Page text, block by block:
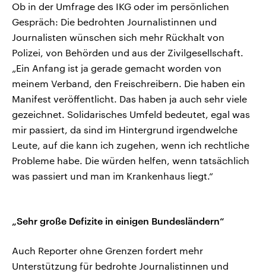
Ob in der Umfrage des IKG oder im persönlichen
Gespräch: Die bedrohten Journalistinnen und
Journalisten wünschen sich mehr Rückhalt von
Polizei, von Behörden und aus der Zivilgesellschaft.
„Ein Anfang ist ja gerade gemacht worden von
meinem Verband, den Freischreibern. Die haben ein
Manifest veröffentlicht. Das haben ja auch sehr viele
gezeichnet. Solidarisches Umfeld bedeutet, egal was
mir passiert, da sind im Hintergrund irgendwelche
Leute, auf die kann ich zugehen, wenn ich rechtliche
Probleme habe. Die würden helfen, wenn tatsächlich
was passiert und man im Krankenhaus liegt.“
„Sehr große Defizite in einigen Bundesländern“
Auch Reporter ohne Grenzen fordert mehr
Unterstützung für bedrohte Journalistinnen und